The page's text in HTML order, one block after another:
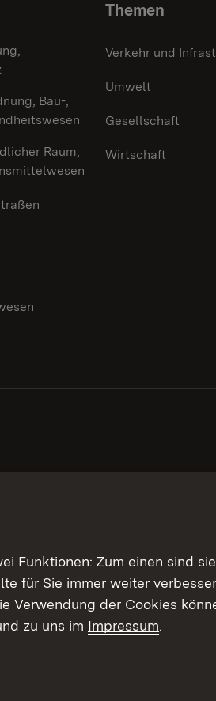
Bau-,
Raum,
Themen
Verkehr und
Umwelt
Gesellschaft
Wirtschaft
Funktionen: Zum einen sind
für Sie immer weiter
Verwendung der Cookies
zu uns im Impressum.